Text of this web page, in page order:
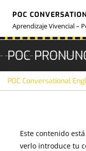
content
POC
Aprendizaje Vivencial –
POC
POC Conversational
Este contenido
verlo introduce tu